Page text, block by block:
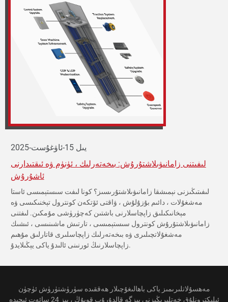
2025-يىل 15-ئاۋغۇست
لىفىتنى زامانىۋىلاشتۇرۇش: بىخەتەرلىك ، ئۈنۈم ۋە ئىقتىدارنى
ئاشۇرۇش
لىفىتىڭىزنى نېمىشقا زامانىۋىلاشتۇرىسىز؟ كونا لىفت سىستېمىسى ئاستا
مەشغۇلات ، دائىم بۇزۇلۇش ، ۋاقتى ئۆتكەن كونترول تېخنىكىسى ۋە
مېخانىكىلىق زاپچاسلارنى باشتىن كەچۈرۈشى مۇمكىن. لىفتنى
زامانىۋىلاشتۇرۇش كونترول سىستېمىسى ، تارتىش ماشىنىسى ، ئىشىك
مەشغۇلاتچىلىرى ۋە بىخەتەرلىك زاپچاسلىرى قاتارلىق مۇھىم
زاپچاسلارنىڭ ئورنىنى ئالىدۇ ياكى يېڭىلايدۇ.
مەھسۇلاتلىرىمىز ياكى باھالىغۇچىلار ھەققىدە سۈرۈشتۈرۈش ئۈچۈن
ئېلېكترونلۇق خەتلىرىڭىزنى بىزگە قالدۇرۇپ قويۇڭ ، بىز 24 سائەت ئىچىدە